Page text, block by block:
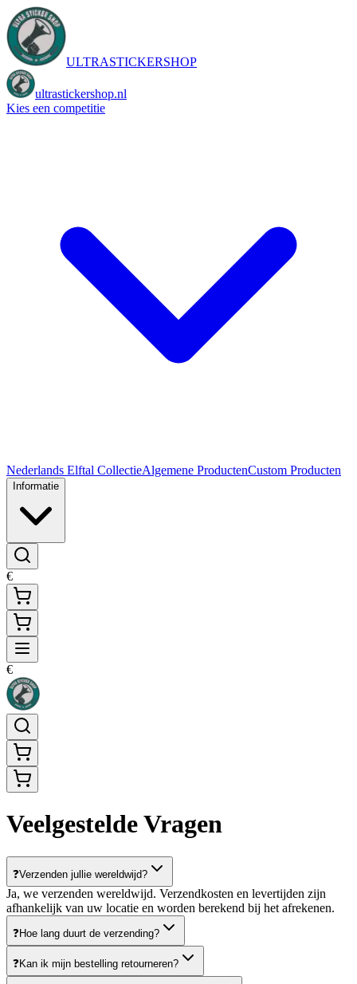
ULTRASTICKERSHOP
ultrastickershop.nl
Kies een competitie
Nederlands Elftal CollectieAlgemene ProductenCustom Producten
Informatie
€
€
Veelgestelde Vragen
❓Verzenden jullie wereldwijd?
Ja, we verzenden wereldwijd. Verzendkosten en levertijden zijn
afhankelijk van uw locatie en worden berekend bij het afrekenen.
❓Hoe lang duurt de verzending?
❓Kan ik mijn bestelling retourneren?